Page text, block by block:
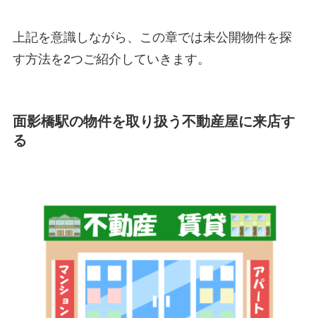
上記を意識しながら、この章では未公開物件を探
す方法を2つご紹介していきます。
面影橋駅の物件を取り扱う不動産屋に来店す
る